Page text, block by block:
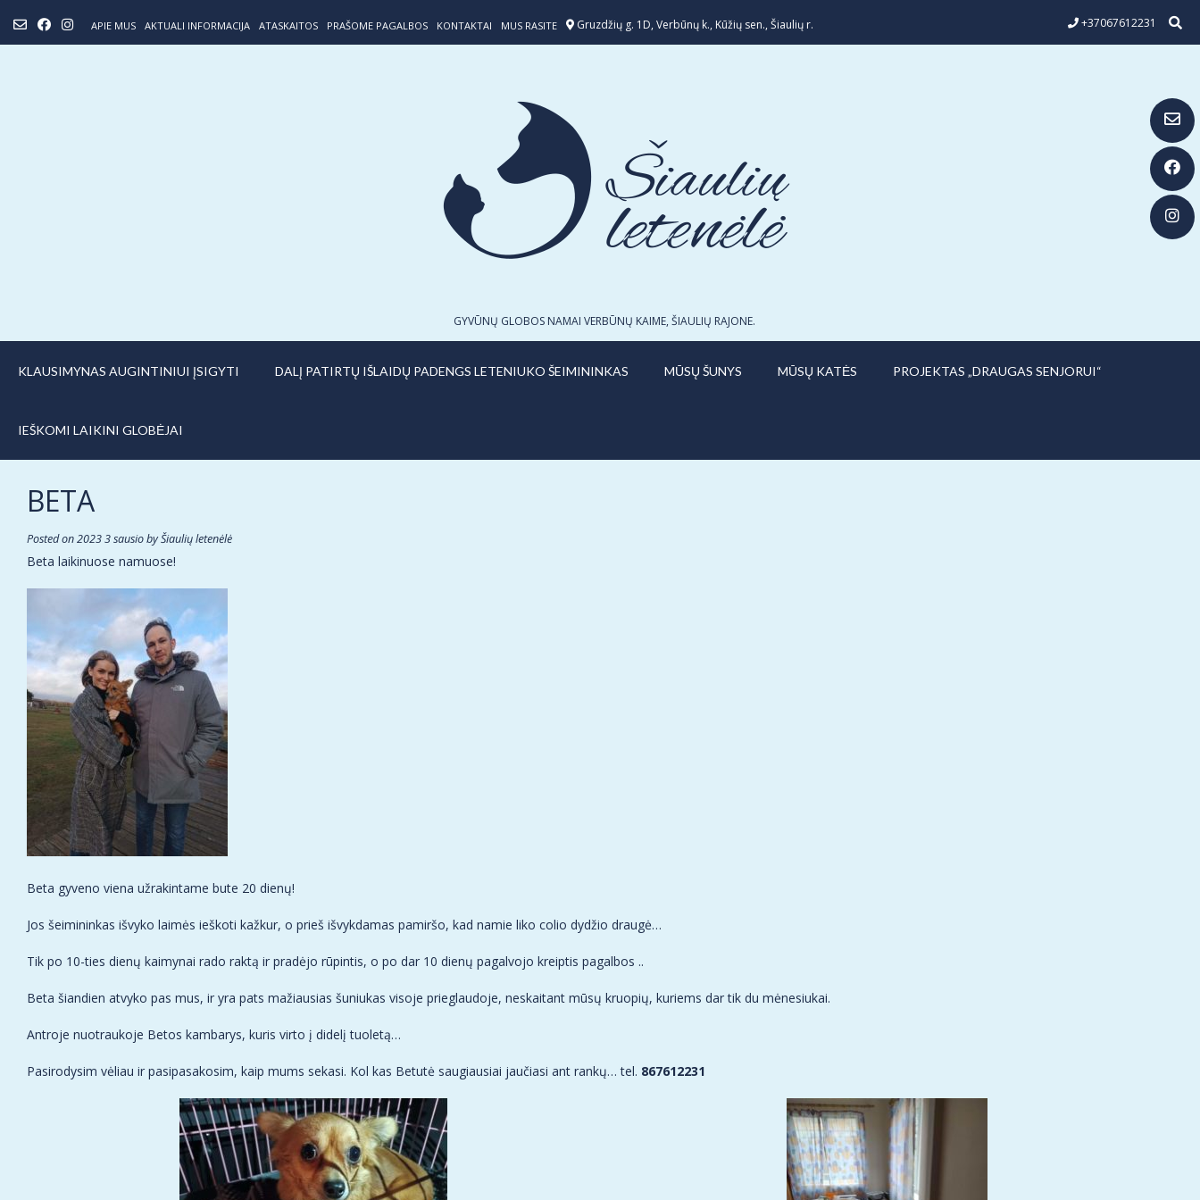
content
APIE MUS AKTUALI INFORMACIJA ATASKAITOS PRAŠOME PAGALBOS KONTAKTAI MUS RASITE Gruzdžių g. 1D, Verbūnų k., Kūžių sen., Šiaulių r. +37067612231
GYVŪNŲ GLOBOS NAMAI VERBŪNŲ KAIME, ŠIAULIŲ RAJONE.
KLAUSIMYNAS AUGINTINIUI ĮSIGYTI DALĮ PATIRTŲ IŠLAIDŲ PADENGS LETENIUKO ŠEIMININKAS MŪSŲ ŠUNYS MŪSŲ KATĖS PROJEKTAS „DRAUGAS SENJORUI“
IEŠKOMI LAIKINI GLOBĖJAI
BETA
Posted on2023 3 sausiobyŠiaulių letenėlė
Beta laikinuose namuose!
Beta gyveno viena užrakintame bute 20 dienų!
Jos šeimininkas išvyko laimės ieškoti kažkur, o prieš išvykdamas pamiršo, kad namie liko colio dydžio draugė…
Tik po 10-ties dienų kaimynai rado raktą ir pradėjo rūpintis, o po dar 10 dienų pagalvojo kreiptis pagalbos ..
Beta šiandien atvyko pas mus, ir yra pats mažiausias šuniukas visoje prieglaudoje, neskaitant mūsų kruopių, kuriems dar tik du mėnesiukai.
Antroje nuotraukoje Betos kambarys, kuris virto į didelį tuoletą…
Pasirodysim vėliau ir pasipasakosim, kaip mums sekasi. Kol kas Betutė saugiausiai jaučiasi ant rankų… tel. 867612231